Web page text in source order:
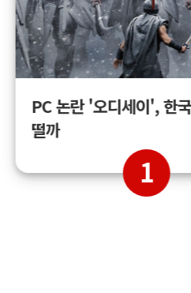
PC 논란 '오디세이', 한
떨까
1